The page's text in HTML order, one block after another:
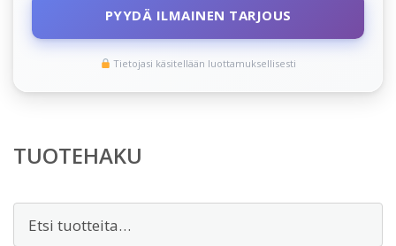
PYYDÄ ILMAINEN TARJOUS
Tietojasi käsitellään luottamuksellisesti
TUOTEHAKU